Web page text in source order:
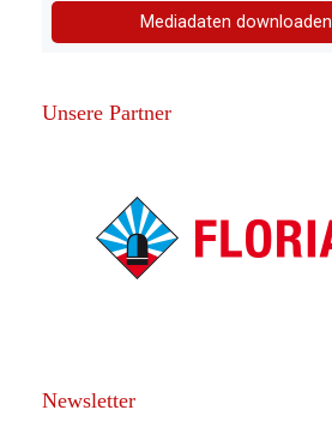
Mediadaten downloaden
Unsere Partner
Newsletter